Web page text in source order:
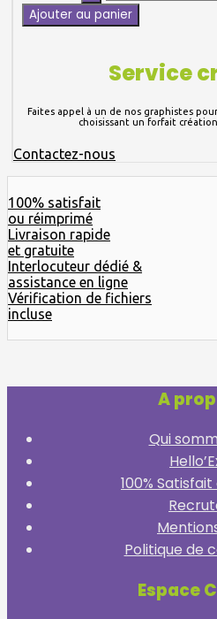
Ajouter au panier
Service
Faites appel à un de nos graphistes
choisissant un forfait
Contactez-nous
100% satisfait
ou réimprimé
Livraison rapide
et gratuite
Interlocuteur dédié &
assistance en ligne
Vérification de fichiers
incluse
A
Qui
100%
Politique de
Espace